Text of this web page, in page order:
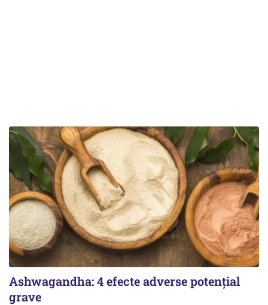
Ashwagandha: 4 efecte adverse potențial
grave